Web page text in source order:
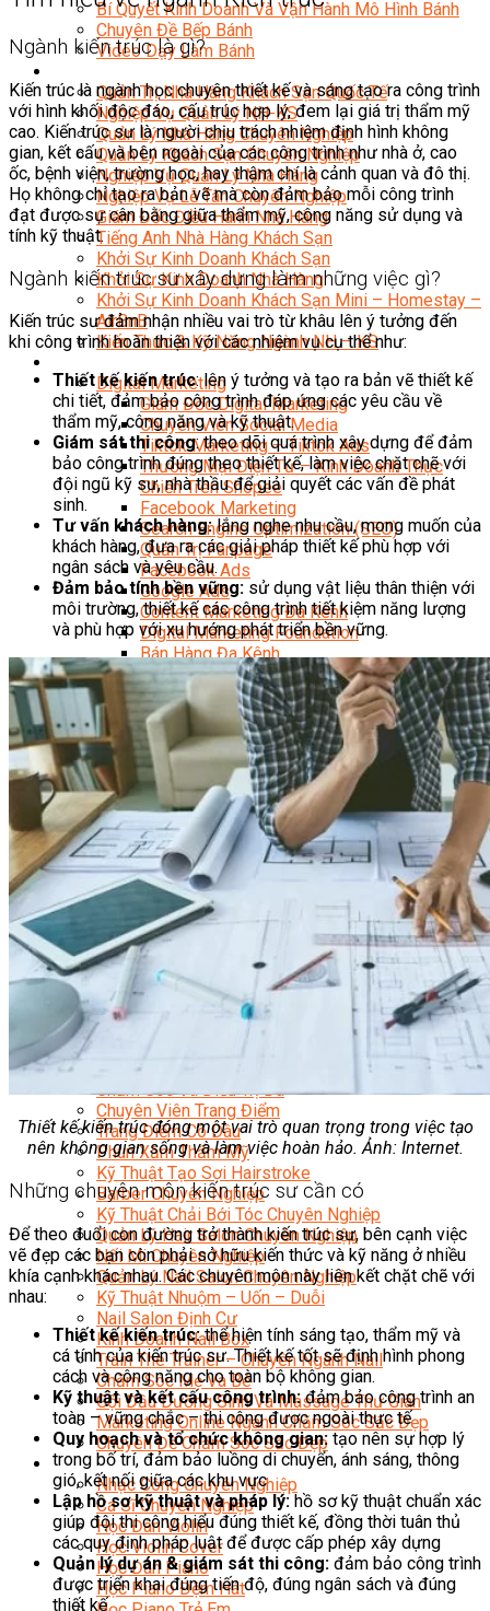
Bí Quyết Kinh Doanh Và Vận Hành Mô Hình Bánh
Chuyên Đề Bếp Bánh
Video Dạy Làm Bánh
Quản Trị Nhà Hàng Khách Sạn Quốc Tế
Nghiệp Vụ Quản Lý NH-KS
Quản Lý Nhà Hàng Chuyên Nghiệp
Quản Lý Khách Sạn Chuyên Nghiệp
Nghiệp Vụ Quản Lý Nhà Hàng
Nghiệp Vụ Lễ Tân Chuyên Nghiệp
Giám Đốc Điều Hành Nhà Hàng
Tiếng Anh Nhà Hàng Khách Sạn
Khởi Sự Kinh Doanh Khách Sạn
Khởi Sự Kinh Doanh Nhà Hàng
Khởi Sự Kinh Doanh Khách Sạn Mini – Homestay –
AirBnB
Kiến Thức & Kỹ Năng Ngành NH – KS
Digital Marketing
Giám Đốc Digital Marketing
Chuyên Viên Social Media
Tiktok Marketing – Tiktok Ads
Thương Mại Điện Tử – Kinh Doanh Thực
Chiến Trên Shopee
Facebook Marketing
Search Engine Optimization (SEO)
Quản Trị Fanpage
Facebook Ads
Google Ads
Content Marketing Đa Kênh
Digital Marketing Foundation
Bán Hàng Đa Kênh
Adobe Photoshop – Illustrator
Marketing Online Ngành F&B
Marketing Online Ngành Chăm Sóc Sắc Đẹp
Chuyên Đề Digital Marketing
Media Production
Chuyên Viên Tổ Chức Sự Kiện
Truyền Thông Đa Phương Tiện
Media Production
Nhiếp Ảnh Thương Mại
Sản Xuất Phim Kỹ Thuật Số
Biên Tập Video Cơ Bản Với Capcut
Dựng Phim Cơ Bản Với Adobe Premiere Pro
Sức Khỏe
Kỹ Thuật Viên Xoa Bóp Ấn Huyệt Trị Liệu
Chăm Sóc Người Cao Tuổi
Sắc Đẹp
Kỹ Thuật Viên Spa
Quản Lý Spa
Kinh Doanh Chuỗi và Nhượng Quyền Spa, Salon
Chăm Sóc Và Điều Trị Da
Chuyên Viên Trang Điểm
Trang Điểm Cô Dâu
Phun Xăm Thẩm Mỹ
Kỹ Thuật Tạo Sợi Hairstroke
Barber Chuyên Nghiệp
Kỹ Thuật Chải Bới Tóc Chuyên Nghiệp
Quản Lý Hair Salon Chuyên Nghiệp
Nối Mi Chuyên Nghiệp
Quản Lý Nail Salon Chuyên Nghiệp
Kỹ Thuật Nhuộm – Uốn – Duỗi
Nail Salon Định Cư
Kinh Doanh Nail Box
Train The Trainer – Chuyên Ngành Nail
Chăm Sóc Mẹ Và Bé
Gội Đầu Dưỡng Sinh Và Massage Thư Giãn
Marketing Online Ngành Chăm Sóc Sắc Đẹp
Chuyên Đề Chăm Sóc Sắc Đẹp
Âm Nhạc
Nhạc Công Chuyên Nghiệp
Ca Sĩ Chuyên Nghiệp
Học Đàn Violin
Học Violin Cover
Học Đàn Piano
Học Piano Đệm Hát
Ngành kiến trúc là gì?
Kiến trúc là ngành học chuyên thiết kế và sáng tạo ra công trình
với hình khối độc đáo, cấu trúc hợp lý, đem lại giá trị thẩm mỹ
cao. Kiến trúc sư là người chịu trách nhiệm định hình không
gian, kết cấu và bên ngoài của các công trình như nhà ở, cao
ốc, bệnh viện, trường học, hay thậm chí là cảnh quan và đô thị.
Họ không chỉ tạo ra bản vẽ mà còn đảm bảo mỗi công trình
đạt được sự cân bằng giữa thẩm mỹ, công năng sử dụng và
tính kỹ thuật.
Ngành kiến trúc sư xây dựng làm những việc gì?
Kiến trúc sư đảm nhận nhiều vai trò từ khâu lên ý tưởng đến
khi công trình hoàn thiện với các nhiệm vụ cụ thể như:
Thiết kế kiến trúc: lên ý tưởng và tạo ra bản vẽ thiết kế
chi tiết, đảm bảo công trình đáp ứng các yêu cầu về
thẩm mỹ, công năng và kỹ thuật.
Giám sát thi công: theo dõi quá trình xây dựng để đảm
bảo công trình đúng theo thiết kế, làm việc chặt chẽ với
đội ngũ kỹ sư, nhà thầu để giải quyết các vấn đề phát
sinh.
Tư vấn khách hàng:lắng nghe nhu cầu, mong muốn của
khách hàng, đưa ra các giải pháp thiết kế phù hợp với
ngân sách và yêu cầu.
Đảm bảo tính bền vững: sử dụng vật liệu thân thiện với
môi trường, thiết kế các công trình tiết kiệm năng lượng
và phù hợp với xu hướng phát triển bền vững.
Thiết kế kiến trúc đóng một vai trò quan trọng trong việc tạo
nên không gian sống và làm việc hoàn hảo. Ảnh: Internet.
Những chuyên môn kiến trúc sư cần có
Để theo đuổi con đường trở thành kiến trúc sư, bên cạnh việc
vẽ đẹp các bạn còn phải sở hữu kiến thức và kỹ năng ở nhiều
khía cạnh khác nhau. Các chuyên môn này liên kết chặt chẽ với
nhau:
Thiết kế kiến trúc:thể hiện tính sáng tạo, thẩm mỹ và
cá tính của kiến trúc sư. Thiết kế tốt sẽ định hình phong
cách và công năng cho toàn bộ không gian.
Kỹ thuật và kết cấu công trình:đảm bảo công trình an
toàn – vững chắc – thi công được ngoài thực tế
Quy hoạch và tổ chức không gian: tạo nên sự hợp lý
trong bố trí, đảm bảo luồng di chuyển, ánh sáng, thông
gió, kết nối giữa các khu vực
Lập hồ sơ kỹ thuật và pháp lý:hồ sơ kỹ thuật chuẩn xác
giúp đội thi công hiểu đúng thiết kế, đồng thời tuân thủ
các quy định pháp luật để được cấp phép xây dựng
Quản lý dự án & giám sát thi công: đảm bảo công trình
được triển khai đúng tiến độ, đúng ngân sách và đúng
thiết kế